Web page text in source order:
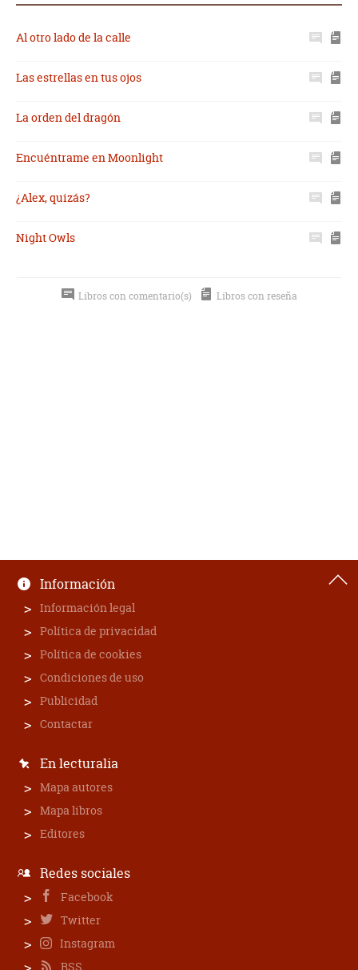
Al otro lado de la calle
Las estrellas en tus ojos
La orden del dragón
Encuéntrame en Moonlight
¿Alex, quizás?
Night Owls
Libros con comentario(s) Libros con reseña
Información
Información legal
Política de privacidad
Política de cookies
Condiciones de uso
Publicidad
Contactar
En lecturalia
Mapa autores
Mapa libros
Editores
Redes sociales
Facebook
Twitter
Instagram
RSS